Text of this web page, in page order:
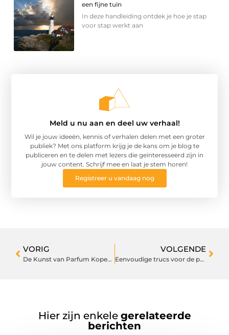
een fijne tuin
In deze handleiding ontdek je hoe je stap
voor stap werkt aan
Meld u nu aan en deel uw verhaal!
Wil je jouw ideeën, kennis of verhalen delen met een groter
publiek? Met ons platform krijg je de kans om je blog te
publiceren en te delen met lezers die geïnteresseerd zijn in
jouw content. Schrijf mee en laat je stem horen!
Registreer u vandaag nog
VORIG
De Kunst van Parfum Kopen: Begrijp het Verschil
VOLGENDE
Eenvoudige trucs voor de perfecte salontafel in jouw woonkamer
Hier zijn enkele gerelateerde
berichten